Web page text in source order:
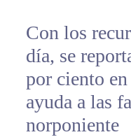
Con los
día, se
por ciento
ayuda a las
norponiente